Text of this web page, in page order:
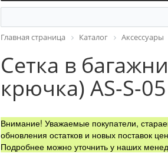
Главная страница Каталог Аксессуары
Сетка в
крючка) AS-S-05
Внимание! Уважаемые покупатели,
обновления остатков и новых поставок
Подробнее можно уточнить у наших